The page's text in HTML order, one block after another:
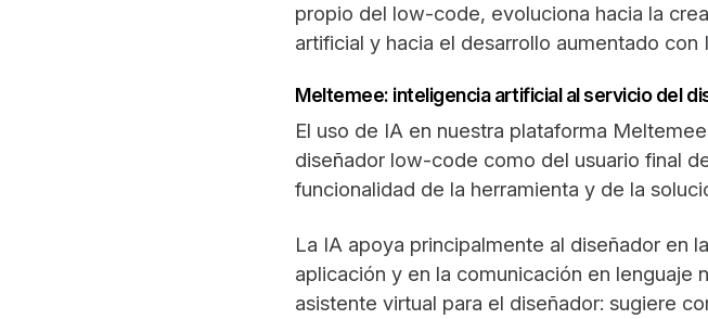
propio del low-code, evoluciona hacia la
artificial y hacia el desarrollo aumentado con
Meltemee: inteligencia artificial al servicio del
El uso de IA en nuestra plataforma
diseñador low-code como del usuario final
funcionalidad de la herramienta y de la
La IA apoya principalmente al diseñador en
aplicación y en la comunicación en lenguaje
asistente virtual para el diseñador: sugiere